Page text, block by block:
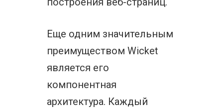
Еще одним значительным
преимуществом Wicket
является его
компонентная
архитектура. Каждый